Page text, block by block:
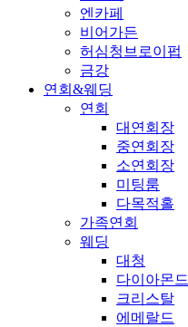
엔카페
비어가든
허심청브로이펍
금강
연회&웨딩
연회
대연회장
중연회장
소연회장
미팅룸
다목적홀
가족연회
웨딩
대청
다이아몬드
크리스탈
에메랄드